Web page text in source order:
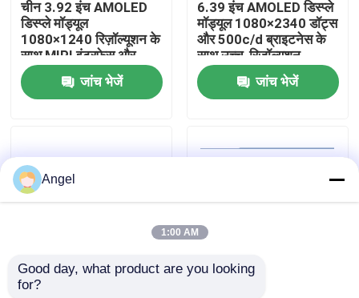
हमारे बारे में
कारखाना भ्रमण
संपर्क करें
एक उद्धरण का अनुरोध करें
एलसीडी टीएफटी डिस्प्ले
चीन 3.92 इंच AMOLED
डिस्प्ले मॉड्यूल
1080×1240 रिज़ॉल्यूशन के
साथ MIPI इंटरफ़ेस और
500 cd/M2 वितरक मूल्य
के साथ चमकजांच भेजें
6.39 इंच AMOLED डिस्प्ले
मॉड्यूल 1080×2340 डॉट्स
और 500c/d ब्राइटनेस के
साथ उच्च-रिज़ॉल्यूशन
अनुप्रयोगों के लिए आउटडोर
लागू
जांच भेजें
गोल 1.43 इंच AMOLED
Angel
1:00 AM
Good day, what product are you looking
for?